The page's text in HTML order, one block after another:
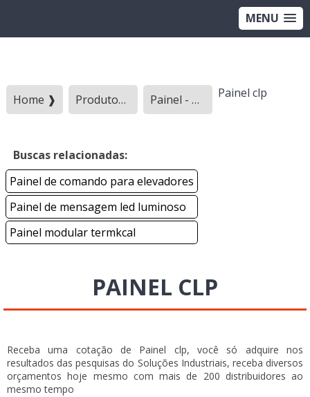
MENU
Home ❱ Produtos ❱ Painel - Categoria ❱ Painel clp
Buscas relacionadas:
Painel de comando para elevadores
Painel de mensagem led luminoso
Painel modular termkcal
PAINEL CLP
Receba uma cotação de Painel clp, você só adquire nos
resultados das pesquisas do Soluções Industriais, receba diversos
orçamentos hoje mesmo com mais de 200 distribuidores ao
mesmo tempo